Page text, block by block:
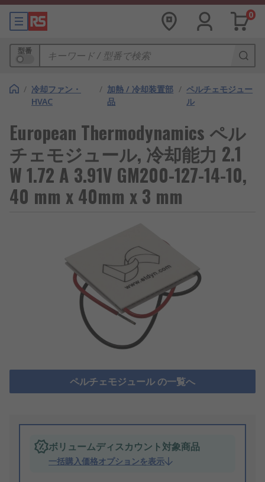
0
型番
/ 冷却ファン・
HVAC
/ 加熱 / 冷却装置部
品
/ ペルチェモジュー
ル
European Thermodynamics ペル
チェモジュール, 冷却能力 2.1
W 1.72 A 3.91V GM200-127-14-10,
40 mm x 40mm x 3 mm
ペルチェモジュール の一覧へ
ボリュームディスカウント対象商品
一括購入価格オプションを表示